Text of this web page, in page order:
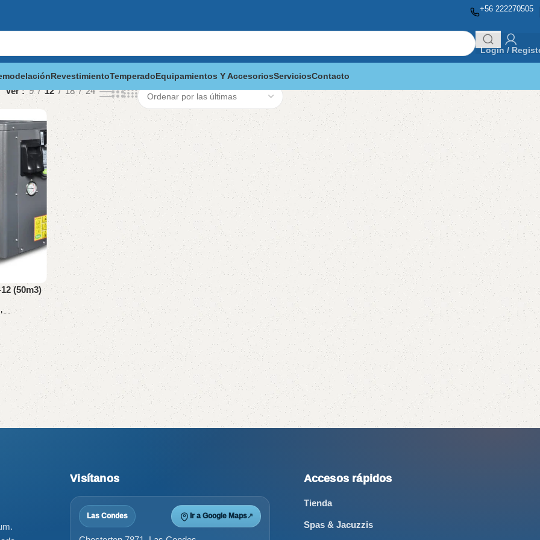
+56 222270505
Login /
RevestimientoTemperadoEquipamientos Y AccesoriosServiciosContacto
Ver 9 12 18 24
(50m3)
Visítanos
Las Condes Ir a Google Maps↗
Accesos rápidos
Tienda
Spas & Jacuzzis